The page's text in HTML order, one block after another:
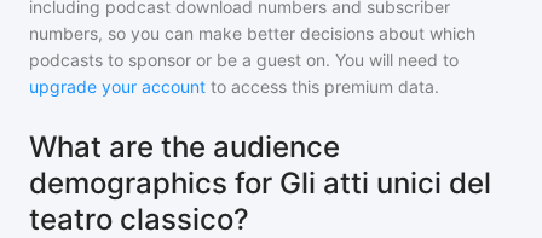
including podcast download numbers and subscriber
numbers, so you can make better decisions about which
podcasts to sponsor or be a guest on. You will need to
upgrade your account to access this premium data.
What are the audience
demographics for Gli atti unici del
teatro classico?